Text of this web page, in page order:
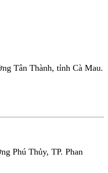
Tân Thành, tỉnh Cà Mau.
Phú Thủy, TP. Phan